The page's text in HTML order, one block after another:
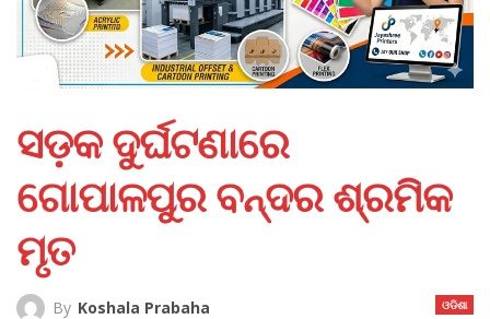
ସଡ଼କ ଦୁର୍ଘଟଣାରେ
ଗୋପାଳପୁର ବନ୍ଦର ଶ୍ରମିକ
ମୃତ
ଓଡିଶା
By Koshala Prabaha